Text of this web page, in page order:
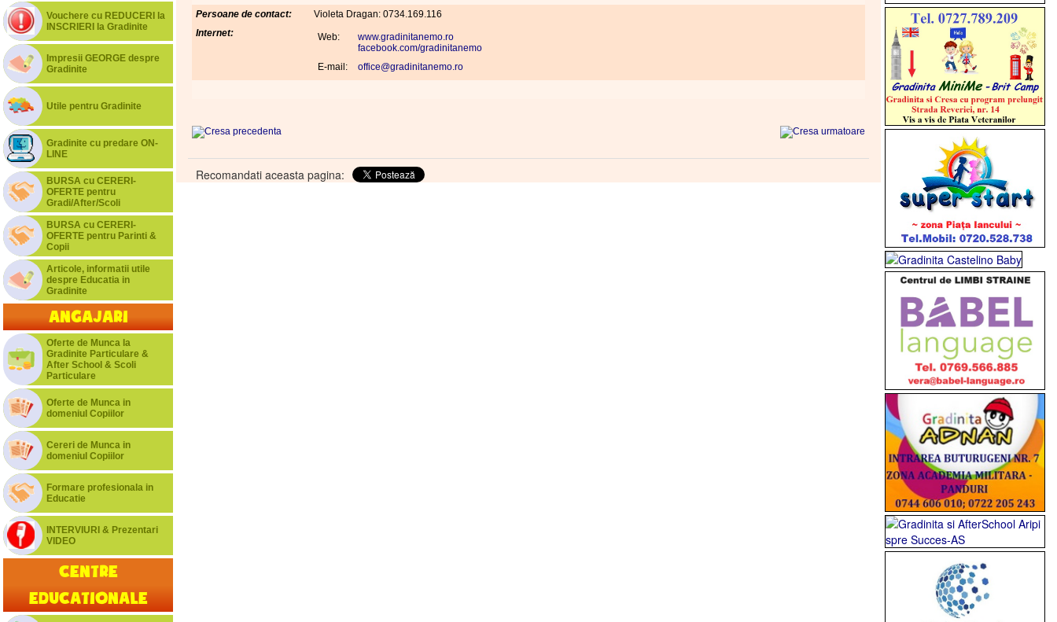
Vouchere cu REDUCERI la
INSCRIERI la Gradinite
Impresii GEORGE despre
Gradinite
Utile pentru Gradinite
Gradinite cu predare ON-
LINE
BURSA cu CERERI-
OFERTE pentru
Gradi/After/Scoli
BURSA cu CERERI-
OFERTE pentru Parinti &
Copii
Articole, informatii utile
despre Educatia in
Gradinite
Angajari
Oferte de Munca la
Gradinite Particulare &
After School & Scoli
Particulare
Oferte de Munca in
domeniul Copiilor
Cereri de Munca in
domeniul Copiilor
Formare profesionala in
Educatie
INTERVIURI & Prezentari
VIDEO
Centre
educationale
Persoane de contact:
Violeta Dragan: 0734.169.116
Internet:
Web:
www.gradinitanemo.ro
facebook.com/gradinitanemo
E-mail:
office@gradinitanemo.ro
Recomandati aceasta pagina: